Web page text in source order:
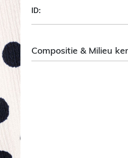
ID:
Compositie & Milieu